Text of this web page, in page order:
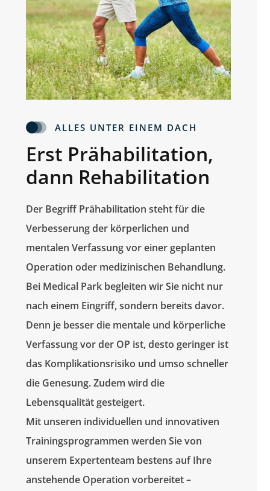
ALLES UNTER EINEM DACH
Erst Prähabilitation,
dann Rehabilitation
Der Begriff Prähabilitation steht für die
Verbesserung der körperlichen und
mentalen Verfassung vor einer geplanten
Operation oder medizinischen Behandlung.
Bei Medical Park begleiten wir Sie nicht nur
nach einem Eingriff, sondern bereits davor.
Denn je besser die mentale und körperliche
Verfassung vor der OP ist, desto geringer ist
das Komplikationsrisiko und umso schneller
die Genesung. Zudem wird die
Lebensqualität gesteigert.
Mit unseren individuellen und innovativen
Trainingsprogrammen werden Sie von
unserem Expertenteam bestens auf Ihre
anstehende Operation vorbereitet –